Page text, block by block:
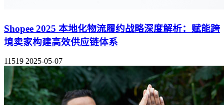
Shopee 2025 本地化物流履约战略深度解析：赋能跨
境卖家构建高效供应链体系
11519 2025-05-07